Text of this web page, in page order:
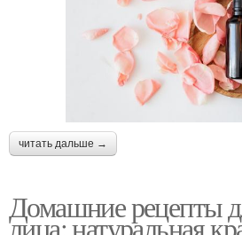
читать дальше →
Домашние рецепты